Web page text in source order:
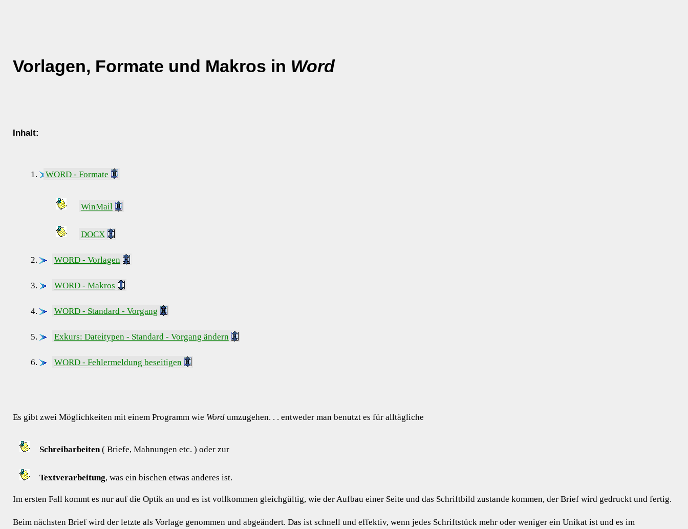
Vorlagen, Formate und Makros in Word
Inhalt:
WORD - Formate
WinMail
DOCX
WORD - Vorlagen
WORD - Makros
WORD - Standard - Vorgang
Exkurs: Dateitypen - Standard - Vorgang ändern
WORD - Fehlermeldung beseitigen
Es gibt zwei Möglichkeiten mit einem Programm wie Word umzugehen. . . entweder man benutzt es für alltägliche
Schreibarbeiten( Briefe, Mahnungen etc. ) oder zur
Textverarbeitung, was ein bischen etwas anderes ist.
Im ersten Fall kommt es nur auf die Optik an und es ist vollkommen gleichgültig, wie der Aufbau einer Seite und das Schriftbild zustande kommen, der Brief wird gedruckt und fertig.
Beim nächsten Brief wird der letzte als Vorlage genommen und abgeändert. Das ist schnell und effektiv, wenn jedes Schriftstück mehr oder weniger ein Unikat ist und es im